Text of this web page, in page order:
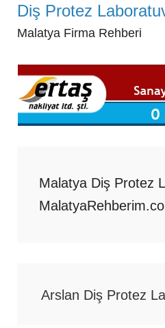
Diş Protez
Malatya Firma Rehberi
Malatya Diş Protez
Arslan Diş Protez